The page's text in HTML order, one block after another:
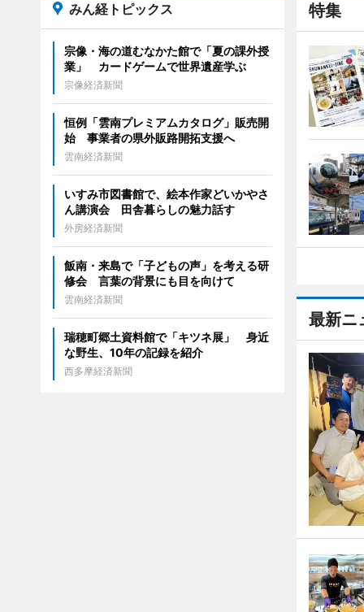
特集
最新ニ
みん経トピックス
宗像・海の道むなかた館で「夏の課外授
業」 カードゲームで世界遺産学ぶ
宗像経済新聞
恒例「雲南プレミアムカタログ」販売開
始 事業者の県外販路開拓支援へ
雲南経済新聞
いすみ市図書館で、絵本作家どいかやさ
ん講演会 田舎暮らしの魅力話す
外房経済新聞
飯南・来島で「子どもの声」を考える研
修会 言葉の背景にも目を向けて
雲南経済新聞
瑞穂町郷土資料館で「キツネ展」 身近
な野生、10年の記録を紹介
西多摩経済新聞